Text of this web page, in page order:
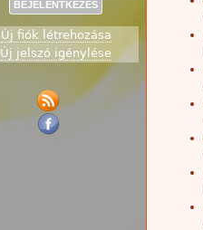
Új fiók létrehozása
Új jelszó igénylése